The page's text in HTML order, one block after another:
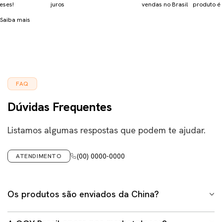
juros
vendas no Brasil
produto é
Saiba mais
FAQ
Dúvidas Frequentes
Listamos algumas respostas que podem te ajudar.
ATENDIMENTO (00) 0000-0000
Os produtos são enviados da China?